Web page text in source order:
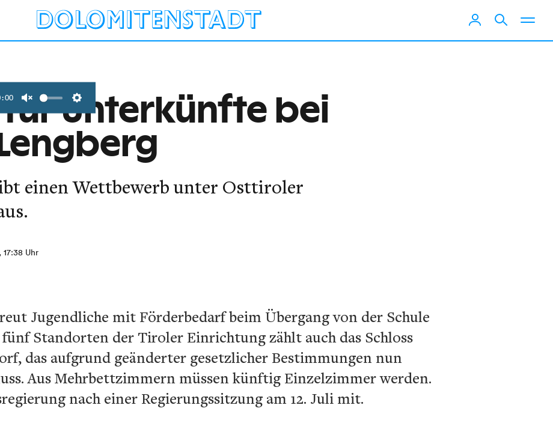
Unmute Settings
für Unterkünfte bei
einen Wettbewerb unter Osttiroler
, 17:38 Uhr
Jugendliche mit Förderbedarf beim Übergang von der Schule
Standorten der Tiroler Einrichtung zählt auch das Schloss
das aufgrund geänderter gesetzlicher Bestimmungen nun
Aus Mehrbettzimmern müssen künftig Einzelzimmer werden.
nach einer Regierungssitzung am 12. Juli mit.